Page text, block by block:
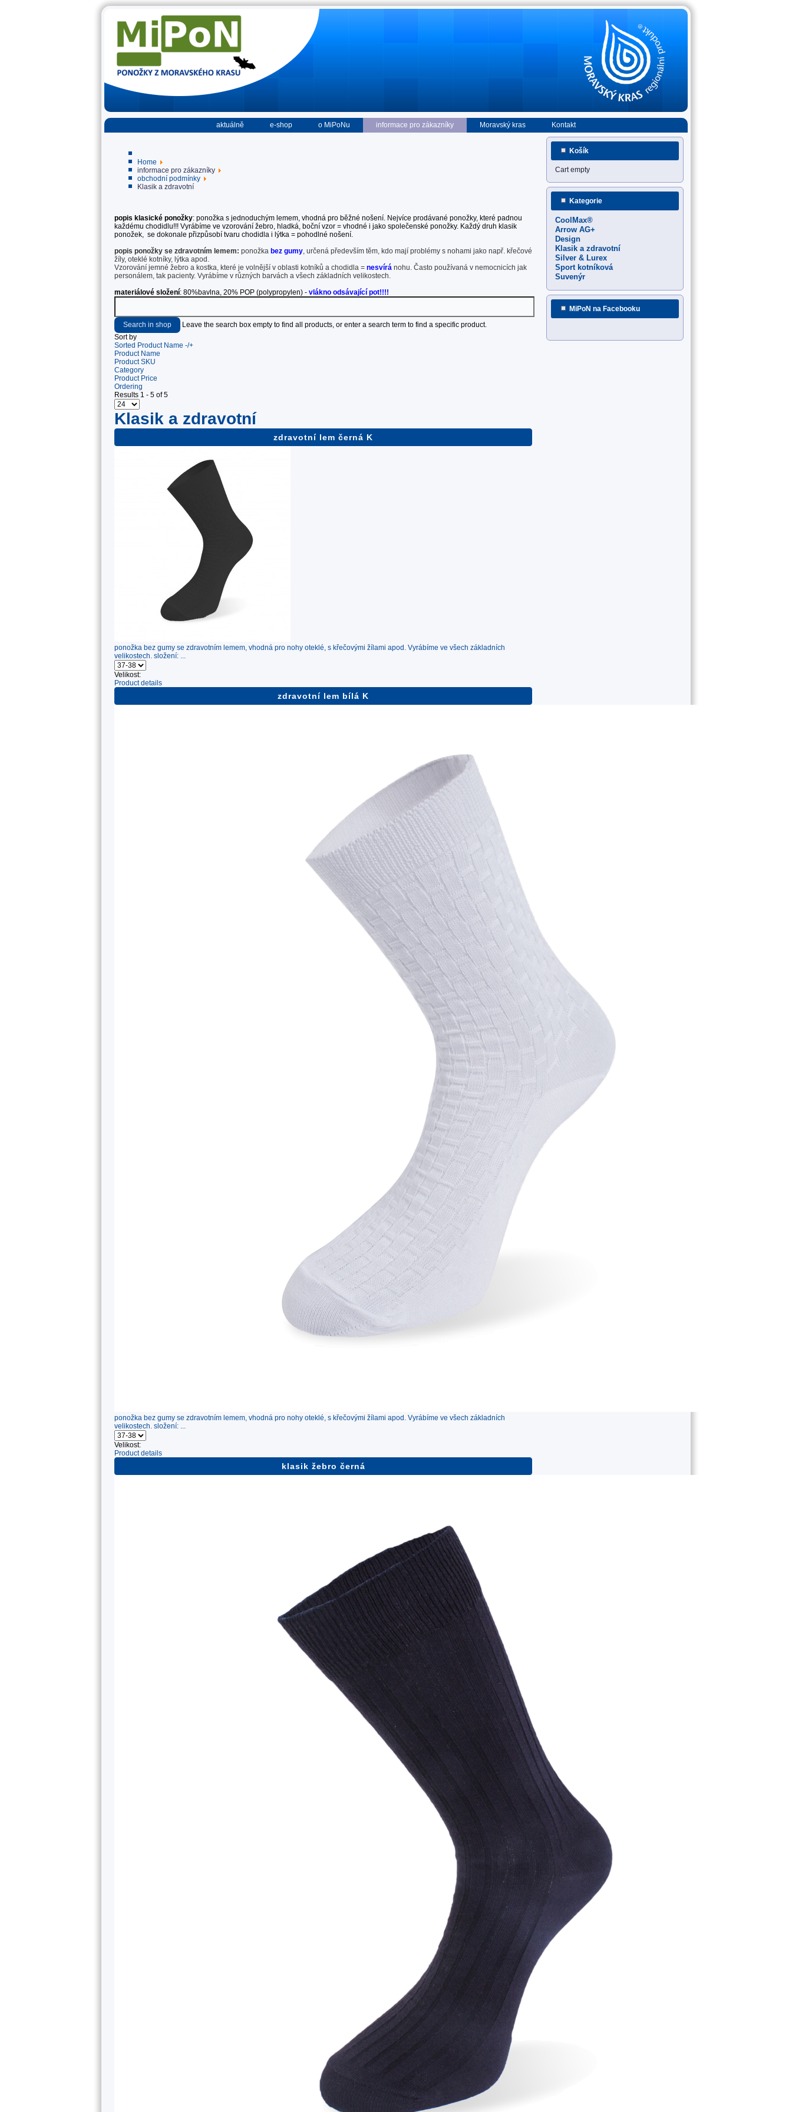
aktuálně e-shop o MiPoNu informace pro zákazníky Moravský kras Kontakt
Home
informace pro zákazníky
obchodní podmínky
Klasik a zdravotní
popis klasické ponožky: ponožka s jednoduchým lemem, vhodná pro běžné nošení. Nejvíce prodávané ponožky, které padnou
každému chodidlu!!! Vyrábíme ve vzorování žebro, hladká, boční vzor = vhodné i jako společenské ponožky. Každý druh klasik
ponožek, se dokonale přizpůsobí tvaru chodidla i lýtka = pohodlné nošení.
popis ponožky se zdravotním lemem: ponožka bez gumy, určená především těm, kdo mají problémy s nohami jako např. křečové
žíly, oteklé kotníky, lýtka apod.
Vzorování jemné žebro a kostka, které je volnější v oblasti kotníků a chodidla = nesvírá nohu. Často používaná v nemocnicích jak
personálem, tak pacienty. Vyrábíme v různých barvách a všech základních velikostech.
materiálové složení: 80%bavlna, 20% POP (polypropylen) - vlákno odsávající pot!!!!
Leave the search box empty to find all products, or enter a search term to find a specific product.
Sort by
Sorted Product Name -/+
Product Name
Product SKU
Category
Product Price
Ordering
Results 1 - 5 of 5
Klasik a zdravotní
zdravotní lem černá K
ponožka bez gumy se zdravotním lemem, vhodná pro nohy oteklé, s křečovými žílami apod. Vyrábíme ve všech základních
velikostech. složení: ...
Velikost:
Product details
zdravotní lem bílá K
ponožka bez gumy se zdravotním lemem, vhodná pro nohy oteklé, s křečovými žílami apod. Vyrábíme ve všech základních
velikostech. složení: ...
Velikost:
Product details
klasik žebro černá
Košík
Cart empty
Kategorie
CoolMax®
Arrow AG+
Design
Klasik a zdravotní
Silver & Lurex
Sport kotníková
Suvenýr
MiPoN na Facebooku